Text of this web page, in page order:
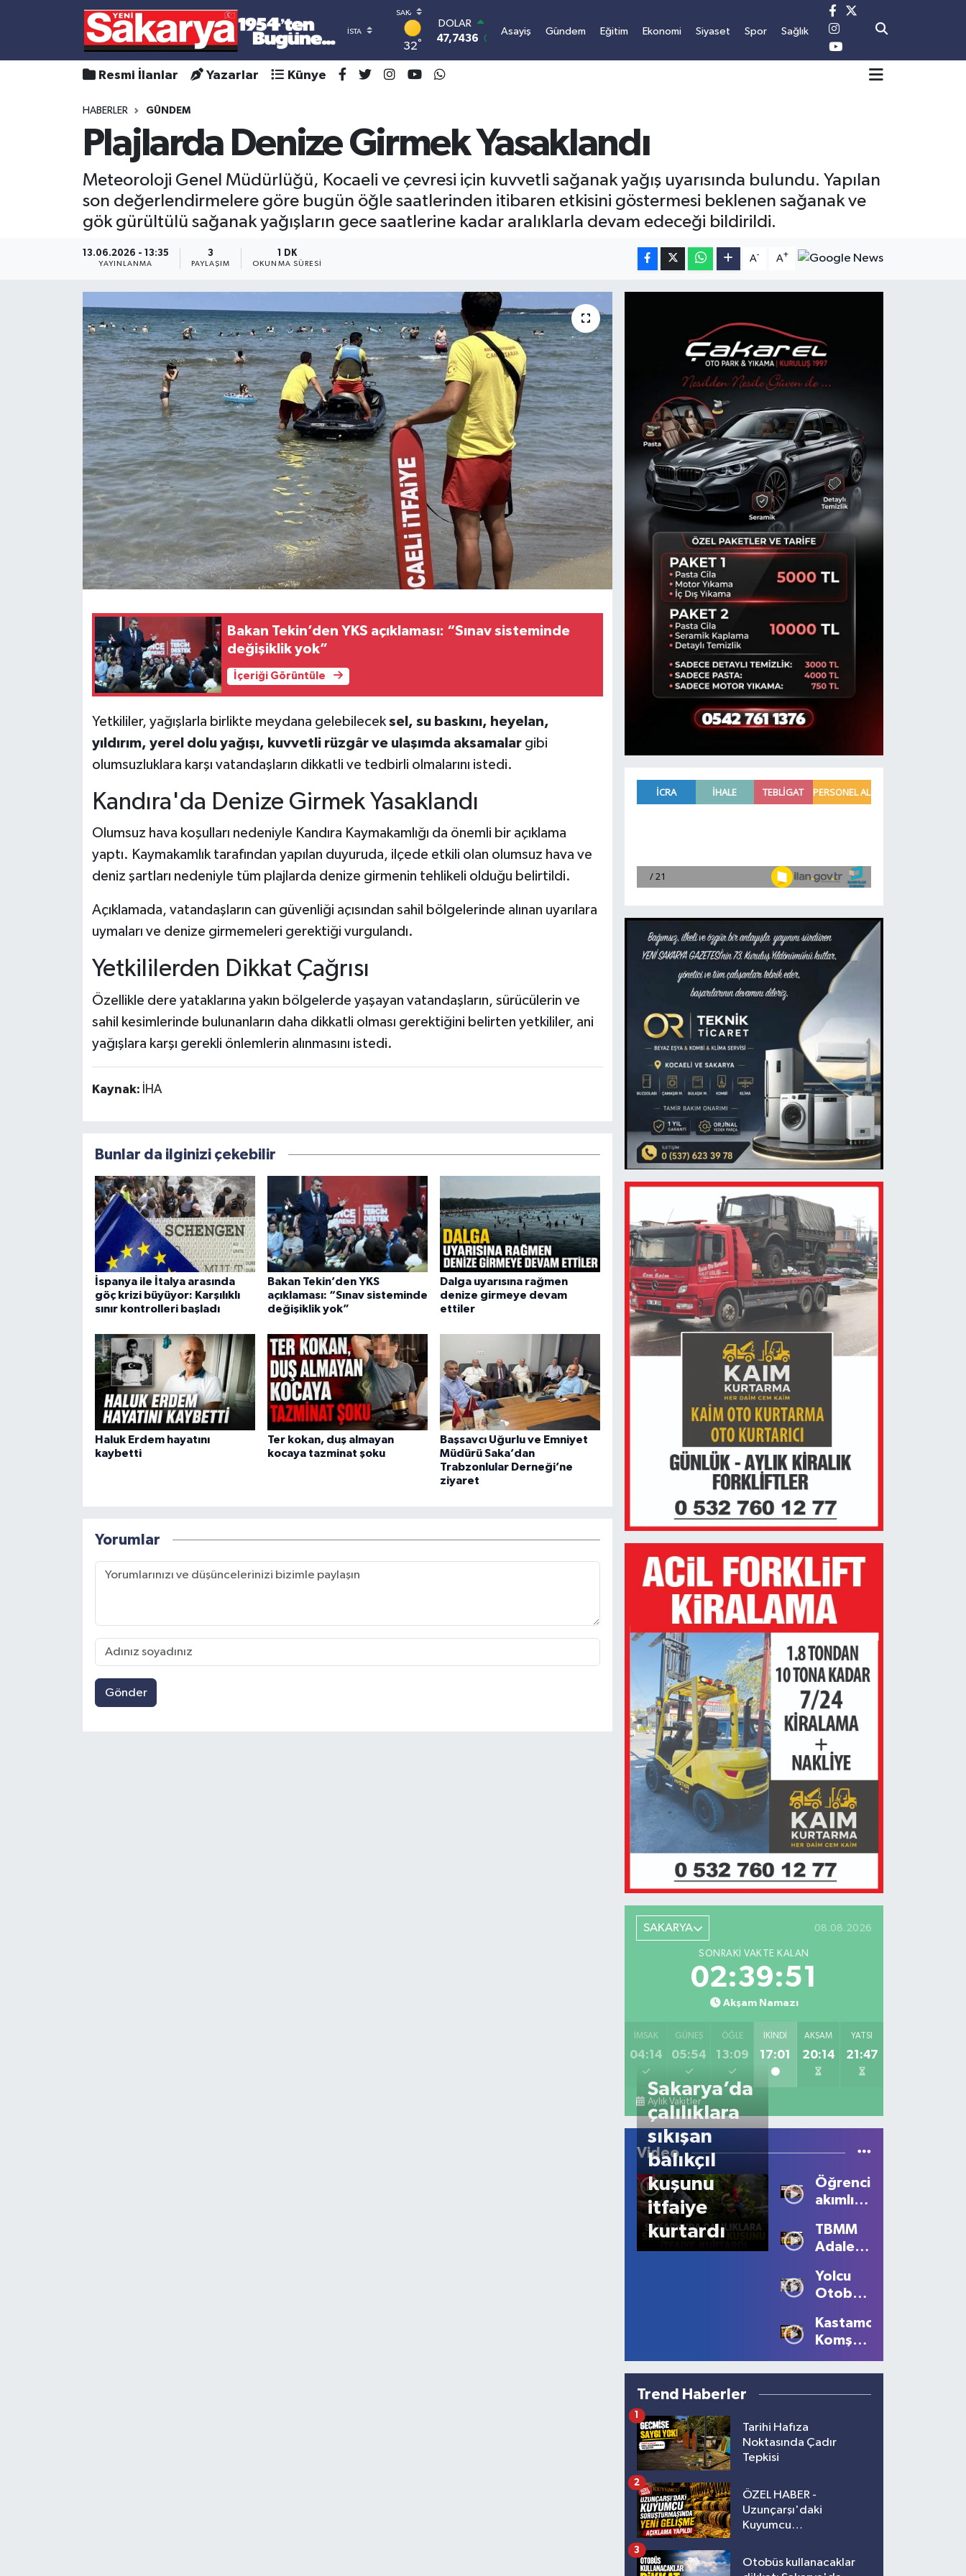
32°
DOLAR
47,7436 0.18
55,2510
6660.55
0.03
BİST100
13.779
BITCOIN
3.100.664,03
Asayiş Gündem Eğitim Ekonomi Siyaset Spor Sağlık
Resmi İlanlar Yazarlar Künye
HABERLER GÜNDEM
Plajlarda Denize Girmek Yasaklandı
Meteoroloji Genel Müdürlüğü, Kocaeli ve çevresi için kuvvetli sağanak yağış uyarısında bulundu. Yapılan
son değerlendirmelere göre bugün öğle saatlerinden itibaren etkisini göstermesi beklenen sağanak ve
gök gürültülü sağanak yağışların gece saatlerine kadar aralıklarla devam edeceği bildirildi.
13.06.2026 - 13:35
YAYINLANMA
3
PAYLAŞIM
1 DK
OKUNMA SÜRESI
A- A+
Bakan Tekin’den YKS açıklaması: “Sınav sisteminde
değişiklik yok”
İçeriği Görüntüle
Yetkililer, yağışlarla birlikte meydana gelebilecek sel, su baskını, heyelan,
yıldırım, yerel dolu yağışı, kuvvetli rüzgâr ve ulaşımda aksamalargibi
olumsuzluklara karşı vatandaşların dikkatli ve tedbirli olmalarını istedi.
Kandıra'da Denize Girmek Yasaklandı
Olumsuz hava koşulları nedeniyle Kandıra Kaymakamlığı da önemli bir açıklama
yaptı. Kaymakamlık tarafından yapılan duyuruda, ilçede etkili olan olumsuz hava ve
deniz şartları nedeniyle tüm plajlarda denize girmenin tehlikeli olduğu belirtildi.
Açıklamada, vatandaşların can güvenliği açısından sahil bölgelerinde alınan uyarılara
uymaları ve denize girmemeleri gerektiği vurgulandı.
Yetkililerden Dikkat Çağrısı
Özellikle dere yataklarına yakın bölgelerde yaşayan vatandaşların, sürücülerin ve
sahil kesimlerinde bulunanların daha dikkatli olması gerektiğini belirten yetkililer, ani
yağışlara karşı gerekli önlemlerin alınmasını istedi.
Kaynak: İHA
Bunlar da ilginizi çekebilir
İspanya ile İtalya arasında
göç krizi büyüyor: Karşılıklı
sınır kontrolleri başladı
Bakan Tekin’den YKS
açıklaması: “Sınav sisteminde
değişiklik yok”
Dalga uyarısına rağmen
denize girmeye devam
ettiler
Haluk Erdem hayatını
kaybetti
Ter kokan, duş almayan
kocaya tazminat şoku
Başsavcı Uğurlu ve Emniyet
Müdürü Saka’dan
Trabzonlular Derneği’ne
ziyaret
Yorumlar
Gönder
SAKARYA 08.08.2026
SONRAKI VAKTE KALAN
02:39:51
Akşam Namazı
İMSAK
04:14
GÜNEŞ
05:54
ÖĞLE
13:09
İKINDI
17:01
AKŞAM
20:14
YATSI
21:47
Aylık Vakitler
Video
Sakarya’da
çalılıklara
sıkışan
balıkçıl
kuşunu
itfaiye
kurtardı
Öğrencilerden
akımlı
TBMM
Adalet
tansiyon
yükseldi
Yolcu
Otobüsünün
Kadın
Ağır
Yaralandı
Kastamonu'da
Komşu
Kanlı
Bitti: 1
Trend Haberler
Tarihi Hafıza
Noktasında Çadır
Tepkisi
1
ÖZEL HABER -
Uzunçarşı'daki
Kuyumcu
Gelişme!
2
Otobüs kullanacaklar
3